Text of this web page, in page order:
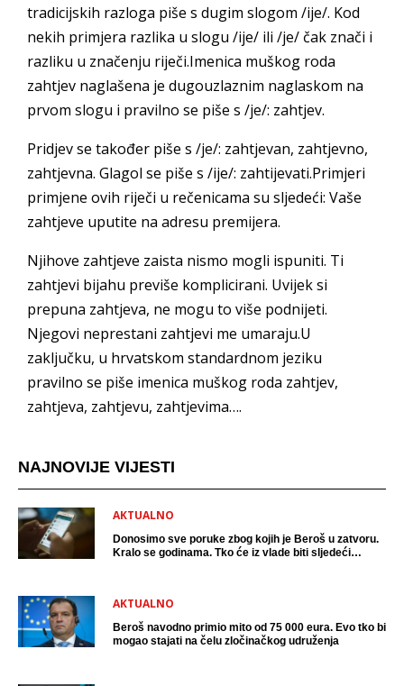
tradicijskih razloga piše s dugim slogom /ije/. Kod
nekih primjera razlika u slogu /ije/ ili /je/ čak znači i
razliku u značenju riječi.Imenica muškog roda
zahtjev naglašena je dugouzlaznim naglaskom na
prvom slogu i pravilno se piše s /je/: zahtjev.
Pridjev se također piše s /je/: zahtjevan, zahtjevno,
zahtjevna. Glagol se piše s /ije/: zahtijevati.Primjeri
primjene ovih riječi u rečenicama su sljedeći: Vaše
zahtjeve uputite na adresu premijera.
Njihove zahtjeve zaista nismo mogli ispuniti. Ti
zahtjevi bijahu previše komplicirani. Uvijek si
prepuna zahtjeva, ne mogu to više podnijeti.
Njegovi neprestani zahtjevi me umaraju.U
zaključku, u hrvatskom standardnom jeziku
pravilno se piše imenica muškog roda zahtjev,
zahtjeva, zahtjevu, zahtjevima….
NAJNOVIJE VIJESTI
AKTUALNO
Donosimo sve poruke zbog kojih je Beroš u zatvoru.
Kralo se godinama. Tko će iz vlade biti sljedeći
AKTUALNO
Beroš navodno primio mito od 75 000 eura. Evo tko bi
mogao stajati na čelu zločinačkog udruženja